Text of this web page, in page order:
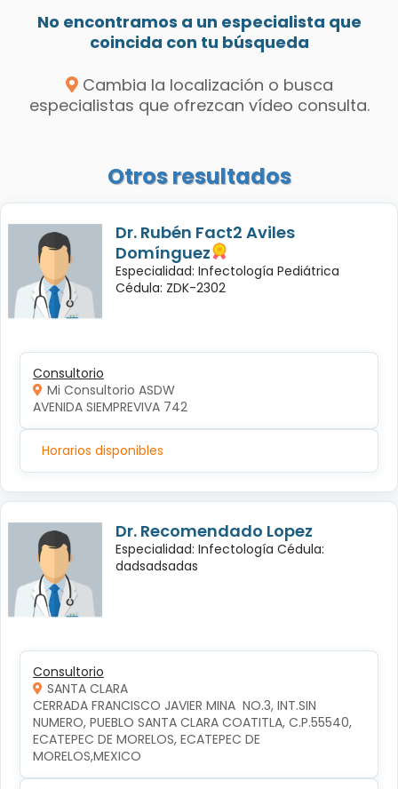
No encontramos a un especialista que
coincida con tu búsqueda
Cambia la localización o busca
especialistas que ofrezcan vídeo consulta.
Otros resultados
Dr. Rubén Fact2 Aviles
Domínguez
Especialidad: Infectología Pediátrica
Cédula: ZDK-2302
Consultorio
Mi Consultorio ASDW
AVENIDA SIEMPREVIVA 742
Horarios disponibles
Dr. Recomendado Lopez
Especialidad: Infectología Cédula:
dadsadsadas
Consultorio
SANTA CLARA
CERRADA FRANCISCO JAVIER MINA  NO.3, INT.SIN
NUMERO, PUEBLO SANTA CLARA COATITLA, C.P.55540,
ECATEPEC DE MORELOS, ECATEPEC DE
MORELOS,MEXICO